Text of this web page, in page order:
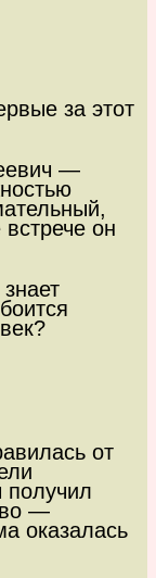
за этот
—
он
от
получил
—
оказалась